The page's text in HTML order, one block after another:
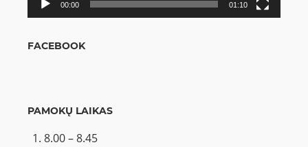
00:00 01:10
FACEBOOK
PAMOKŲ LAIKAS
8.00 – 8.45